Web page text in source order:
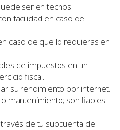
ser en techos.
facilidad en caso de
caso de que lo requieras en
de impuestos en un
fiscal.
su rendimiento por internet.
mantenimiento; son fiables
de tu subcuenta de